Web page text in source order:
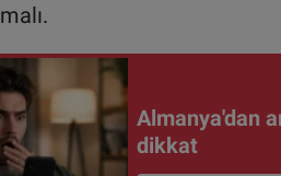
Almanya'dan
dikkat